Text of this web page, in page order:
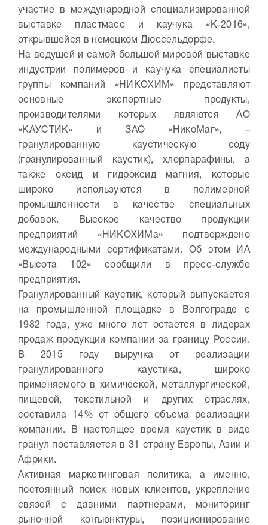
участие в международной специализированной
выставке пластмасс и каучука «К-2016»,
открывшейся в немецком Дюссельдорфе.
На ведущей и самой большой мировой выставке
индустрии полимеров и каучука специалисты
группы компаний «НИКОХИМ» представляют
основные экспортные продукты,
производителями которых являются АО
«КАУСТИК» и ЗАО «НикоМаг», –
гранулированную каустическую соду
(гранулированный каустик), хлорпарафины, а
также оксид и гидроксид магния, которые
широко используются в полимерной
промышленности в качестве специальных
добавок. Высокое качество продукции
предприятий «НИКОХИМа» подтверждено
международными сертификатами. Об этом ИА
«Высота 102» сообщили в пресс-службе
предприятия.
Гранулированный каустик, который выпускается
на промышленной площадке в Волгограде с
1982 года, уже много лет остается в лидерах
продаж продукции компании за границу России.
В 2015 году выручка от реализации
гранулированного каустика, широко
применяемого в химической, металлургической,
пищевой, текстильной и других отраслях,
составила 14% от общего объема реализации
компании. В настоящее время каустик в виде
гранул поставляется в 31 страну Европы, Азии и
Африки.
Активная маркетинговая политика, а именно,
постоянный поиск новых клиентов, укрепление
связей с давними партнерами, мониторинг
рыночной конъюнктуры, позиционирование